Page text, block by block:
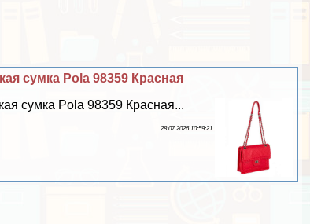
сумка Pola 98359 Красная
сумка Pola 98359 Красная...
28 07 2026 10:59:21